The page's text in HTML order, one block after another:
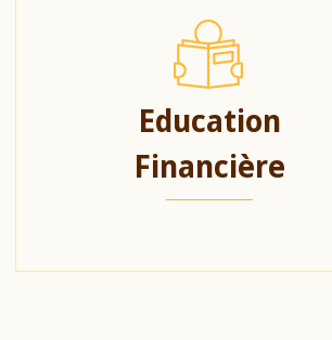
Education
Financière